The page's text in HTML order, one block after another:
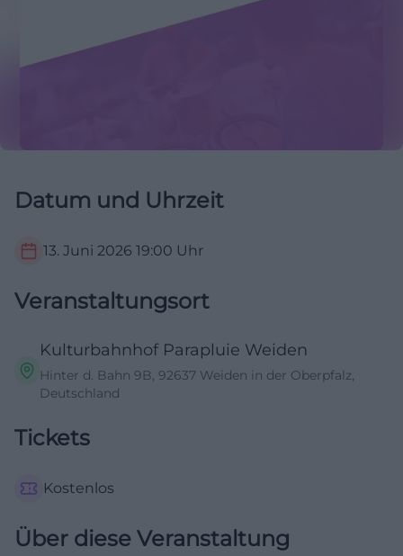
Datum und Uhrzeit
13. Juni 2026 19:00 Uhr
Veranstaltungsort
Kulturbahnhof Parapluie Weiden
Hinter d. Bahn 9B, 92637 Weiden in der Oberpfalz,
Deutschland
Tickets
Kostenlos
Über diese Veranstaltung